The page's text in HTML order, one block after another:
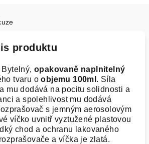
produktu
opakovaně naplnitelný
tvaru oobjemu 100ml . Síla
mu dodává na pocitu solidnosti a
a spolehlivost mu dodává
s jemným aerosolovým
víčko uvnitř vyztužené plastovou
chod a ochranu lakovaného
a víčka je zlatá.